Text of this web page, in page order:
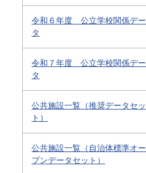
令和６年度 公立学校関係デー
タ
令和７年度 公立学校関係デー
タ
公共施設一覧（推奨データセッ
ト）
公共施設一覧（自治体標準オー
プンデータセット）